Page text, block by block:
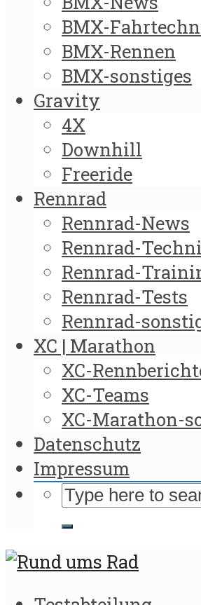
BMX-
BMX-Rennen
BMX-sonstiges
Gravity
4X
Downhill
Freeride
Rennrad
Rennrad-News
Rennrad-
Rennrad-
Rennrad-Tests
Rennrad-
XC | Marathon
XC-
XC-Teams
XC-Marathon-
Datenschutz
Impressum